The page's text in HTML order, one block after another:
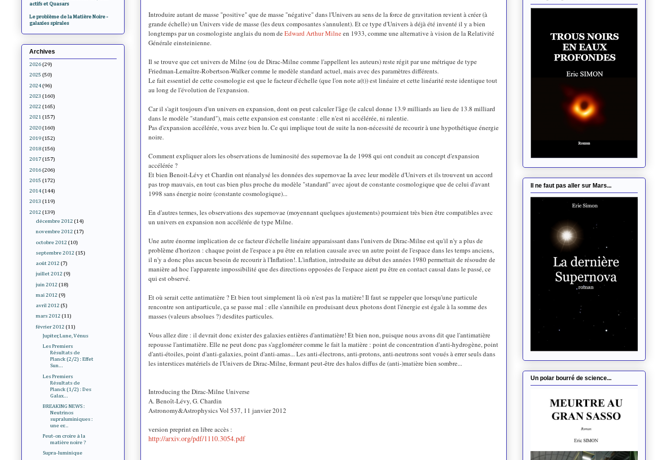
Introduire autant de masse "positive" que de masse "négative" dans l'Univers au sens de la force de gravitation revient à créer (à
grande échelle) un Univers vide de masse (les deux composantes s'annulent). Et ce type d'Univers à déjà été inventé il y a bien
longtemps par un cosmologiste anglais du nom deEdward Arthur Milneen 1933, comme une alternative à vision de la Relativité
Générale einsteinienne.
Il se trouve que cet univers de Milne (ou de Dirac-Milne comme l'appellent les auteurs) reste régit par une métrique de type
Friedman-Lemaître-Robertson-Walker comme le modèle standard actuel, mais avec des paramètres différents.
Le fait essentiel de cette cosmologie est que le facteur d'échelle (que l'on note a(t)) est linéaire et cette linéarité reste identique tout
au long de l'évolution de l'expansion.
Car il s'agit toujours d'un univers en expansion, dont on peut calculer l'âge (le calcul donne 13.9 milliards au lieu de 13.8 milliard
dans le modèle "standard"), mais cette expansion est constante : elle n'est ni accélérée, ni ralentie.
Pas d'expansion accélérée, vous avez bien lu. Ce qui implique tout de suite la non-nécessité de recourir à une hypothétique énergie
noire.
Comment expliquer alors les observations de luminosité des supernovae Ia de 1998 qui ont conduit au concept d'expansion
accélérée ?
Et bien Benoit-Lévy et Chardin ont réanalysé les données des supernovae Ia avec leur modèle d'Univers et ils trouvent un accord
pas trop mauvais, en tout cas bien plus proche du modèle "standard" avec ajout de constante cosmologique que de celui d'avant
1998 sans énergie noire (constante cosmologique)...
En d'autres termes, les observations des supernovae (moyennant quelques ajustements) pourraient très bien être compatibles avec
un univers en expansion non accélérée de type Milne.
Une autre énorme implication de ce facteur d'échelle linéaire apparaissant dans l'univers de Dirac-Milne est qu'il n'y a plus de
problème d'horizon : chaque point de l'espace a pu être en relation causale avec un autre point de l'espace dans les temps anciens,
il n'y a donc plus aucun besoin de recourir à l'Inflation!. L'inflation, introduite au début des années 1980 permettait de résoudre de
manière ad hoc l'apparente impossibilité que des directions opposées de l'espace aient pu être en contact causal dans le passé, ce
qui est observé.
Et où serait cette antimatière ? Et bien tout simplement là où n'est pas la matière! Il faut se rappeler que lorsqu'une particule
rencontre son antiparticule, ça se passe mal : elle s'annihile en produisant deux photons dont l'énergie est égale à la somme des
masses (valeurs absolues ?) desdites particules.
Vous allez dire : il devrait donc exister des galaxies entières d'antimatière! Et bien non, puisque nous avons dit que l'antimatière
repousse l'antimatière. Elle ne peut donc pas s'agglomérer comme le fait la matière : point de concentration d'anti-hydrogène, point
d'anti-étoiles, point d'anti-galaxies, point d'anti-amas... Les anti-électrons, anti-protons, anti-neutrons sont voués à errer seuls dans
les interstices matériels de l'Univers de Dirac-Milne, formant peut-être des halos diffus de (anti-)matière bien sombre...
Introducing the Dirac-Milne Universe
A. Benoît-Lévy, G. Chardin
Astronomy&AstrophysicsVol 537, 11 janvier 2012
version preprint en libre accès :
http://arxiv.org/pdf/1110.3054.pdf
actifs et Quasars
Le problème de la Matière Noire -
galaxies spirales
Archives
2026 (29)
2025 (50)
2024 (96)
2023 (160)
2022 (165)
2021 (157)
2020 (160)
2019 (152)
2018 (156)
2017 (157)
2016 (206)
2015 (172)
2014 (144)
2013 (119)
2012 (139)
décembre 2012 (14)
novembre 2012 (17)
octobre 2012 (10)
septembre 2012 (15)
août 2012 (7)
juillet 2012 (9)
juin 2012 (18)
mai 2012 (9)
avril 2012 (5)
mars 2012 (11)
février 2012 (11)
Jupiter, Lune, Vénus
Les Premiers
Résultats de
Planck (2/2) : Effet
Sun...
Les Premiers
Résultats de
Planck (1/2) : Des
Galax...
BREAKING NEWS :
Neutrinos
supraluminiques :
une er...
Peut-on croire à la
matière noire ?
Supra-luminique
Il ne faut pas aller sur Mars...
Un polar bourré de science...